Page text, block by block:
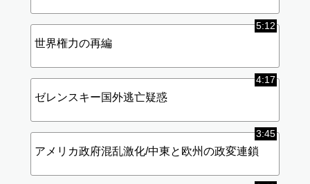
5:12
世界権力の再編
4:17
ゼレンスキー国外逃亡疑惑
3:45
アメリカ政府混乱激化/中東と欧州の政変連鎖